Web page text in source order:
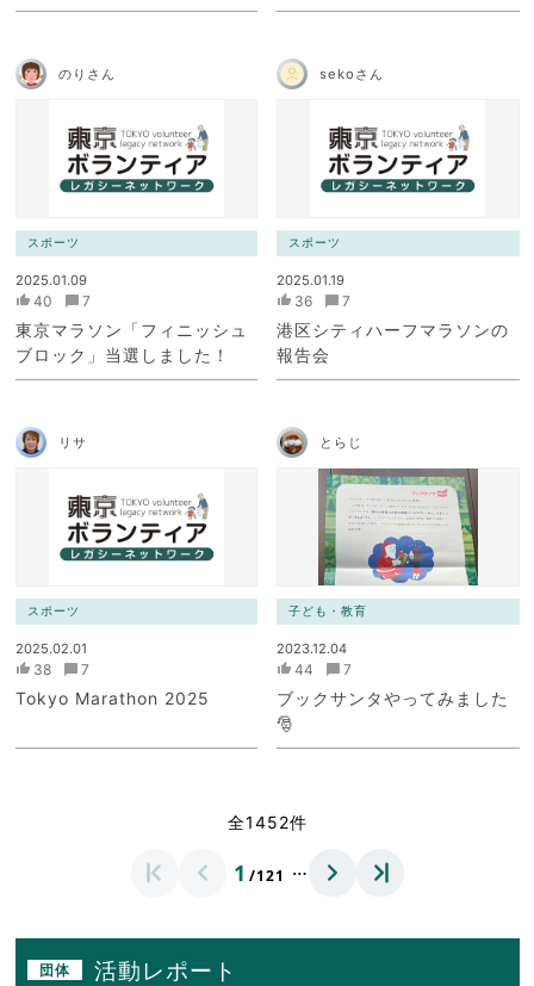
のりさん
スポーツ
2025.01.09
40 7
東京マラソン「フィニッシュ
ブロック」当選しました！
sekoさん
スポーツ
2025.01.19
36 7
港区シティハーフマラソンの
報告会
リサ
スポーツ
2025.02.01
38 7
Tokyo Marathon 2025
とらじ
子ども・教育
2023.12.04
44 7
ブックサンタやってみました
🎅
全1452件
1 /121 …
団体 活動レポート